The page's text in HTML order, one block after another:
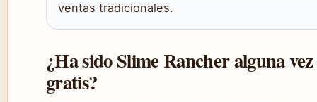
ventas tradicionales.
¿Ha sido Slime Rancher alguna vez
gratis?